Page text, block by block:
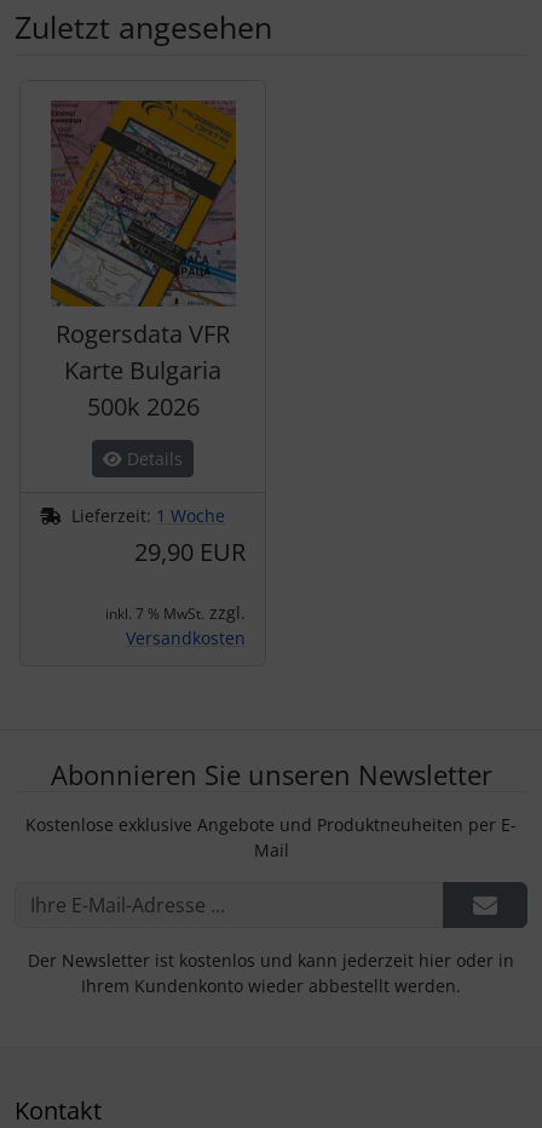
Zuletzt angesehen
Rogersdata VFR
Karte Bulgaria
500k 2026
Details
Lieferzeit: 1 Woche
29,90 EUR
inkl. 7 % MwSt. zzgl.
Versandkosten
Abonnieren Sie unseren Newsletter
Kostenlose exklusive Angebote und Produktneuheiten per E-
Mail
Der Newsletter ist kostenlos und kann jederzeit hier oder in
Ihrem Kundenkonto wieder abbestellt werden.
Kontakt